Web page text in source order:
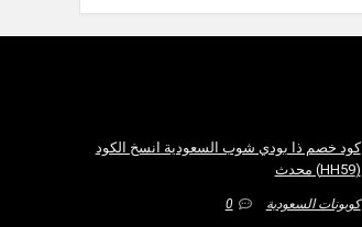
كود خصم ذا بودي شوب السعودية انسخ الكود
(HH59) محدث
كوبونات السعودية 0